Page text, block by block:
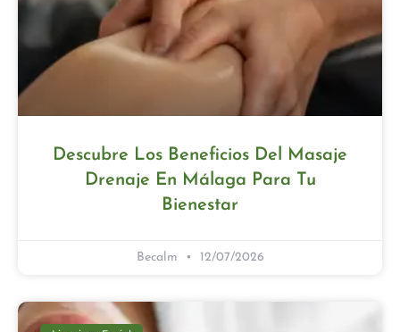
Descubre Los Beneficios Del Masaje
Drenaje En Málaga Para Tu
Bienestar
Becalm 12/07/2026